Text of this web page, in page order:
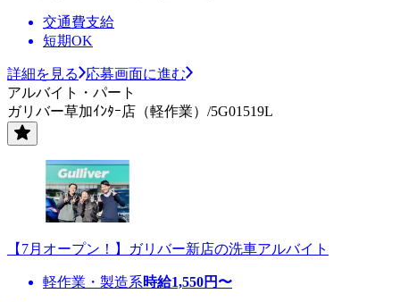
交通費支給
短期OK
詳細を見る
応募画面に進む
アルバイト・パート
ガリバー草加ｲﾝﾀｰ店（軽作業）/5G01519L
【7月オープン！】ガリバー新店の洗車アルバイト
軽作業・製造系時給1,550円〜